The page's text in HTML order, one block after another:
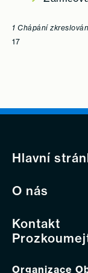
1 Chápání
17
Hlavní
O nás
Kontakt
Organizace